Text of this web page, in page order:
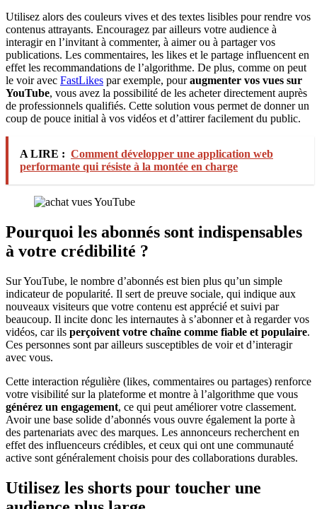
Utilisez alors des couleurs vives et des textes lisibles pour rendre vos
contenus attrayants. Encouragez par ailleurs votre audience à
interagir en l’invitant à commenter, à aimer ou à partager vos
publications. Les commentaires, les likes et le partage influencent en
effet les recommandations de l’algorithme. De plus, comme on peut
le voir avec FastLikes par exemple, pouraugmenter vos vues sur
YouTube, vous avez la possibilité de les acheter directement auprès
de professionnels qualifiés. Cette solution vous permet de donner un
coup de pouce initial à vos vidéos et d’attirer facilement du public.
A LIRE : Comment développer une application web
performante qui résiste à la montée en charge
Pourquoi les abonnés sont indispensables
à votre crédibilité ?
Sur YouTube, le nombre d’abonnés est bien plus qu’un simple
indicateur de popularité. Il sert de preuve sociale, qui indique aux
nouveaux visiteurs que votre contenu est apprécié et suivi par
beaucoup. Il incite donc les internautes à s’abonner et à regarder vos
vidéos, car ils perçoivent votre chaîne comme fiable et populaire.
Ces personnes sont par ailleurs susceptibles de voir et d’interagir
avec vous.
Cette interaction régulière (likes, commentaires ou partages) renforce
votre visibilité sur la plateforme et montre à l’algorithme que vous
générez un engagement, ce qui peut améliorer votre classement.
Avoir une base solide d’abonnés vous ouvre également la porte à
des partenariats avec des marques. Les annonceurs recherchent en
effet des influenceurs crédibles, et ceux qui ont une communauté
active sont généralement choisis pour des collaborations durables.
Utilisez les shorts pour toucher une